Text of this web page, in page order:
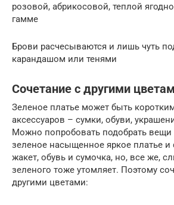
розовой, абрикосовой, теплой
гамме
Брови расчесываются и лишь чуть
карандашом или тенями
Сочетание с другими
Зеленое платье может быть
аксессуаров – сумки, обуви,
Можно попробовать подобрать
зеленое насыщенное яркое платье и
жакет, обувь и сумочка, но, все же,
зеленого тоже утомляет. Поэтому
другими цветами: